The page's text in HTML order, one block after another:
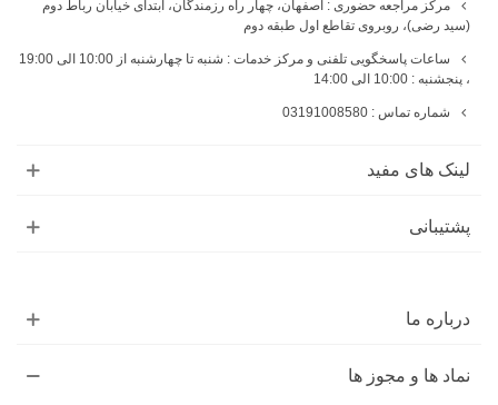
مرکز مراجعه حضوری : اصفهان، چهار راه رزمندگان، ابتدای خیابان رباط دوم
(سید رضی)، روبروی تقاطع اول طبقه دوم
ساعات پاسخگویی تلفنی و مرکز خدمات : شنبه تا چهارشنبه از 10:00 الی 19:00
، پنجشنبه : 10:00 الی 14:00
شماره تماس : 03191008580
لینک های مفید
پشتیبانی
درباره ما
نماد ها و مجوز ها